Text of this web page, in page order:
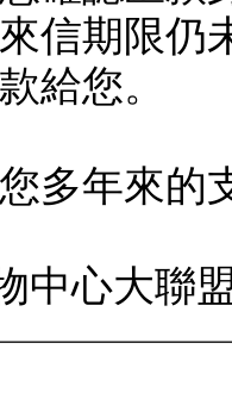
信期限仍
給您。
多年來的
中心大